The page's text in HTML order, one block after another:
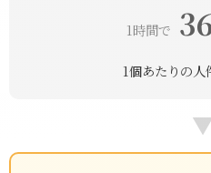
1時間で
1個あたりの人